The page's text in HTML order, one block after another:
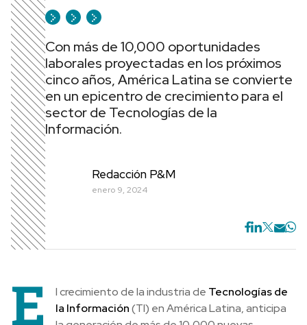
Con más de 10,000 oportunidades
laborales proyectadas en los próximos
cinco años, América Latina se convierte
en un epicentro de crecimiento para el
sector de Tecnologías de la
Información.
Redacción P&M
enero 9, 2024
E l crecimiento de la industria de Tecnologías de
la Información(TI) en América Latina, anticipa